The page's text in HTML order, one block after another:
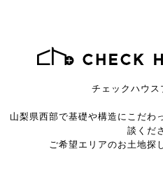
チェックハウス
山梨県西部で基礎や構造にこだわ
談くだ
ご希望エリアのお土地探